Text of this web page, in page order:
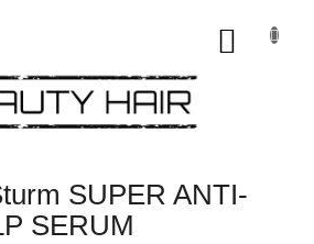
SUPER ANTI-
SERUM